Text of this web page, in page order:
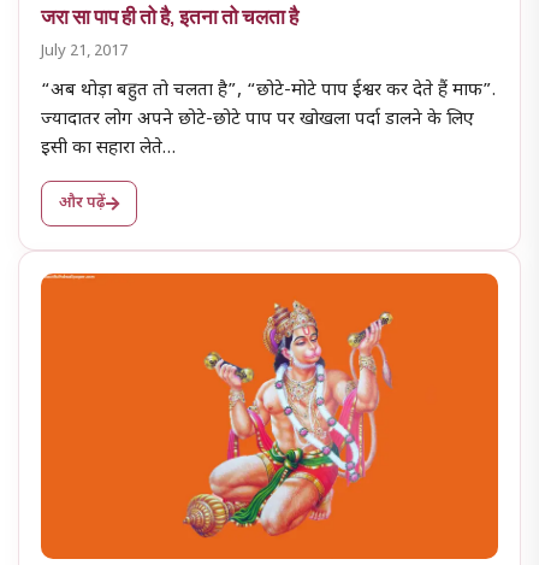
जरा सा पाप ही तो है, इतना तो चलता है
July 21, 2017
“अब थोड़ा बहुत तो चलता है”, “छोटे-मोटे पाप ईश्वर कर देते हैं माफ”.
ज्यादातर लोग अपने छोटे-छोटे पाप पर खोखला पर्दा डालने के लिए
इसी का सहारा लेते…
और पढ़ें